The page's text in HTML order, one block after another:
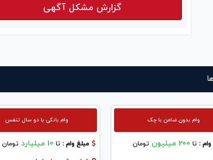
گزارش مشکل آگهی
وام بدون ضامن با چک
: تا 200 میلیون تومان
وام بانکی با دو سال تنفس
مبلغ وام :تا 10 میلیارد تومان